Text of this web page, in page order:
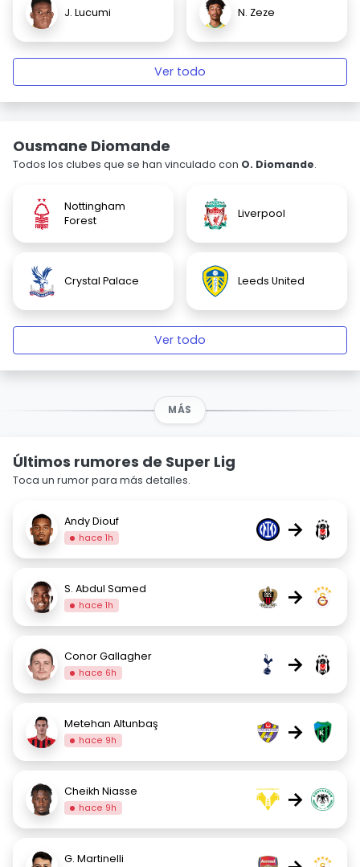
J. Lucumi N. Zeze
Ver todo
Ousmane Diomande
Todos los clubes que se han vinculado con O. Diomande.
Nottingham
Forest
Liverpool
Crystal Palace Leeds United
Ver todo
MÁS
Últimos rumores de Super Lig
Toca un rumor para más detalles.
Andy Diouf
hace 1h →
S. Abdul Samed
hace 1h →
Conor Gallagher
hace 6h →
Metehan Altunbaş
hace 9h →
Cheikh Niasse
hace 9h →
G. Martinelli